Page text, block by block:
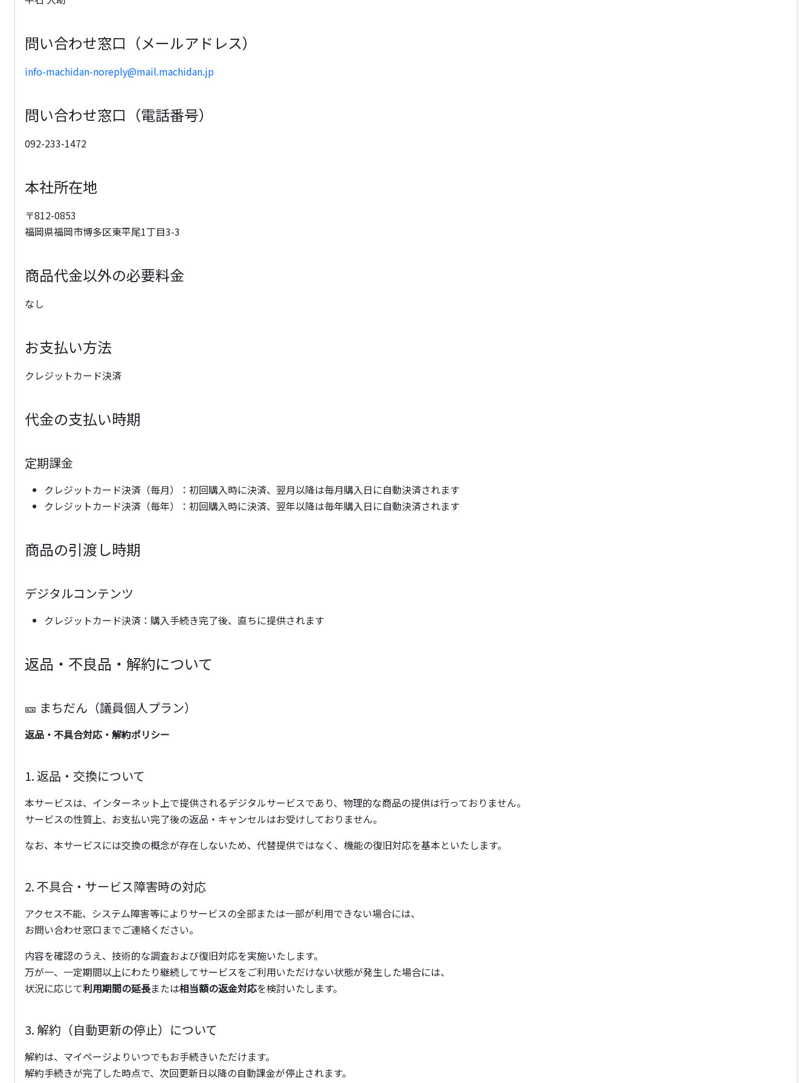
問い合わせ窓口（メールアドレス）
info-machidan-noreply@mail.machidan.jp
問い合わせ窓口（電話番号）
092-233-1472
本社所在地
〒812-0853
福岡県福岡市博多区東平尾1丁目3-3
商品代金以外の必要料金
なし
お支払い方法
クレジットカード決済
代金の支払い時期
定期課金
クレジットカード決済（毎月）：初回購入時に決済、翌月以降は毎月購入日に自動決済されます
クレジットカード決済（毎年）：初回購入時に決済、翌年以降は毎年購入日に自動決済されます
商品の引渡し時期
デジタルコンテンツ
クレジットカード決済：購入手続き完了後、直ちに提供されます
返品・不良品・解約について
🎫 まちだん（議員個人プラン）
返品・不具合対応・解約ポリシー
1. 返品・交換について
本サービスは、インターネット上で提供されるデジタルサービスであり、物理的な商品の提供は行っておりません。
サービスの性質上、お支払い完了後の返品・キャンセルはお受けしておりません。
なお、本サービスには交換の概念が存在しないため、代替提供ではなく、機能の復旧対応を基本といたします。
2. 不具合・サービス障害時の対応
アクセス不能、システム障害等によりサービスの全部または一部が利用できない場合には、
お問い合わせ窓口までご連絡ください。
内容を確認のうえ、技術的な調査および復旧対応を実施いたします。
万が一、一定期間以上にわたり継続してサービスをご利用いただけない状態が発生した場合には、
状況に応じて利用期間の延長または相当額の返金対応を検討いたします。
3. 解約（自動更新の停止）について
解約は、マイページよりいつでもお手続きいただけます。
解約手続きが完了した時点で、次回更新日以降の自動課金が停止されます。